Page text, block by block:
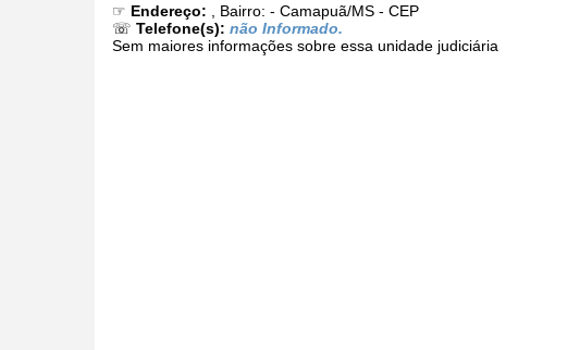
☞ Endereço: , Bairro: - Camapuã/MS - CEP
☏ Telefone(s): não Informado.
Sem maiores informações sobre essa unidade judiciária